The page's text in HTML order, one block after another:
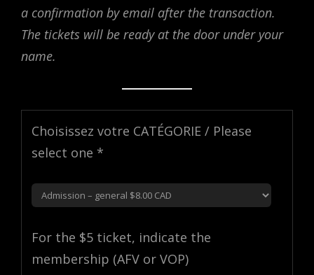
a confirmation by email after the transaction.
The tickets will be ready at the door under your
name.
Choisissez votre CATÉGORIE / Please
select one *
For the $5 ticket, indicate the
membership (AFV or VOP)